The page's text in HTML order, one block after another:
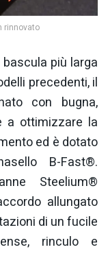
rinnovato
più larga
precedenti, il
con bugna,
a ottimizzare la
ed è dotato
B-Fast®.
Steelium®
allungato
di un fucile
rinculo e